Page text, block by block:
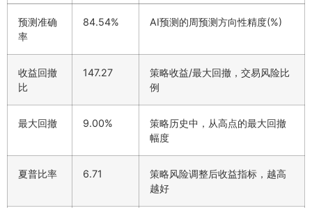
预测准确
率
84.54% AI预测的周预测方向性精度(%)
收益回撤
比
147.27
策略收益/最大回撤，交易风险比
例
最大回撤 9.00%
策略历史中，从高点的最大回撤
幅度
夏普比率 6.71
策略风险调整后收益指标，越高
越好